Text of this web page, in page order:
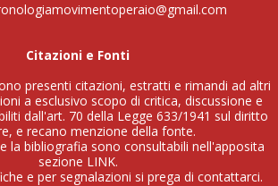
Citazioni e Fonti
presenti citazioni, estratti e rimandi ad altri
a esclusivo scopo di critica, discussione e
dall'art. 70 della Legge 633/1941 sul diritto
e recano menzione della fonte.
la bibliografia sono consultabili nell'apposita
sezione LINK.
e per segnalazioni si prega di contattarci.